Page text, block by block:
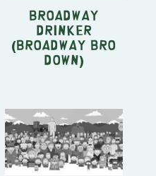
Broadway
Drinker
(Broadway Bro
Down)